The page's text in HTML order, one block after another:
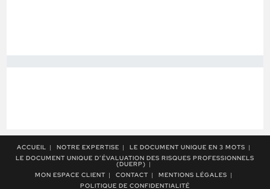
ACCUEIL NOTRE EXPERTISE
LE DOCUMENT UNIQUE EN 3 MOTS
LE DOCUMENT UNIQUE D’ÉVALUATION DES RISQUES PROFESSIONNELS
(DUERP)
MON ESPACE CLIENT
CONTACT
MENTIONS LÉGALES
POLITIQUE DE CONFIDENTIALITÉ